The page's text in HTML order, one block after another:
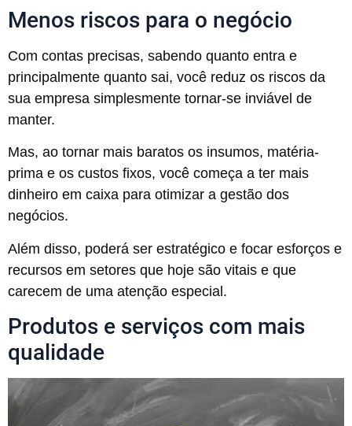
Menos riscos para o negócio
Com contas precisas, sabendo quanto entra e
principalmente quanto sai, você reduz os riscos da
sua empresa simplesmente tornar-se inviável de
manter.
Mas, ao tornar mais baratos os insumos, matéria-
prima e os custos fixos, você começa a ter mais
dinheiro em caixa para otimizar a gestão dos
negócios.
Além disso, poderá ser estratégico e focar esforços e
recursos em setores que hoje são vitais e que
carecem de uma atenção especial.
Produtos e serviços com mais
qualidade